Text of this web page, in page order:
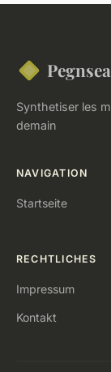
Synthetiser les
demain
NAVIGATION
Startseite
RECHTLICHES
Impressum
Kontakt